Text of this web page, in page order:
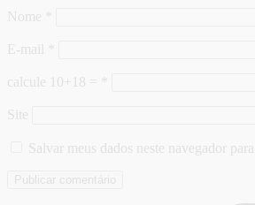
Nome
E-mail
calcule 10+18 =
Site
Salvar meus dados neste navegador